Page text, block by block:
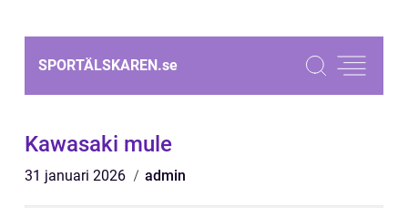
SPORTÄLSKAREN.se
Kawasaki mule
31 januari 2026 admin